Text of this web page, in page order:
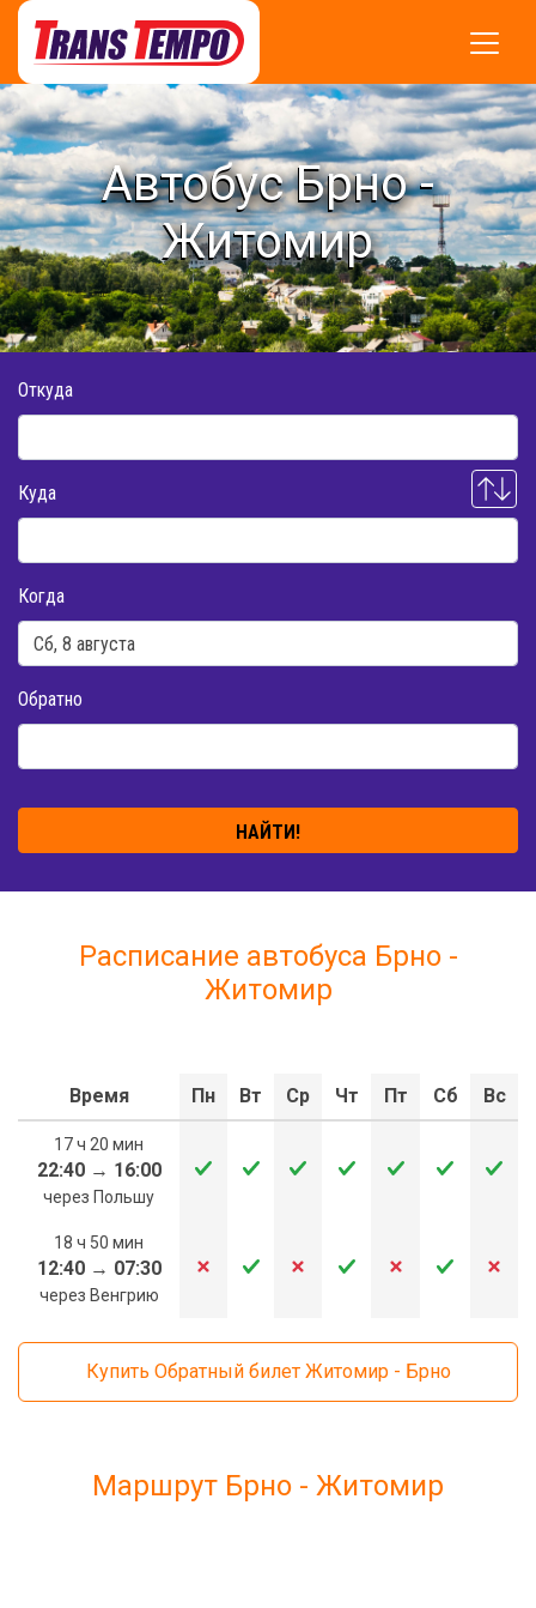
Автобус Брно -
Житомир
Откуда
Куда
Когда
Обратно
НАЙТИ!
Расписание автобуса Брно -
Житомир
Время Пн Вт Ср Чт Пт Сб Вс
17 ч 20 мин
22:40→ 16:00
через Польшу
18 ч 50 мин
12:40→ 07:30
через Венгрию
Купить Обратный билет Житомир - Брно
Маршрут Брно - Житомир